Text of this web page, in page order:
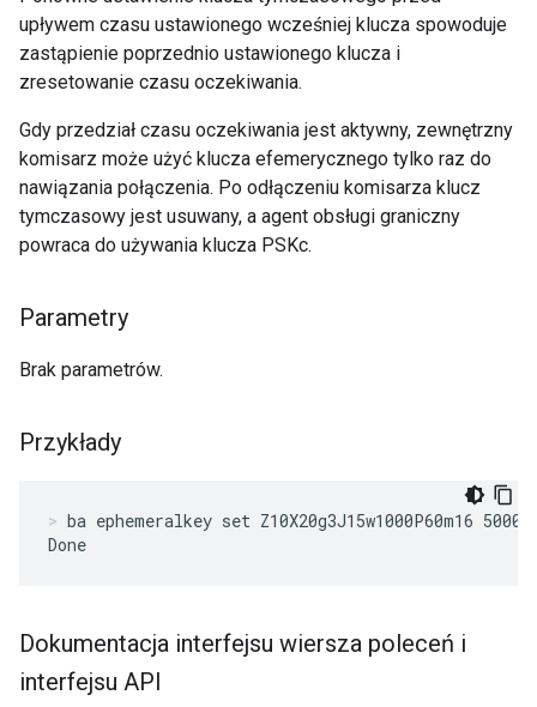
upływem czasu ustawionego wcześniej klucza spowoduje
zastąpienie poprzednio ustawionego klucza i
zresetowanie czasu oczekiwania.
Gdy przedział czasu oczekiwania jest aktywny, zewnętrzny
komisarz może użyć klucza efemerycznego tylko raz do
nawiązania połączenia. Po odłączeniu komisarza klucz
tymczasowy jest usuwany, a agent obsługi graniczny
powraca do używania klucza PSKc.
Parametry
Brak parametrów.
Przykłady
ba ephemeralkey set Z10X20g3J15w1000P60m16 5000
Done
Dokumentacja interfejsu wiersza poleceń i
interfejsu API